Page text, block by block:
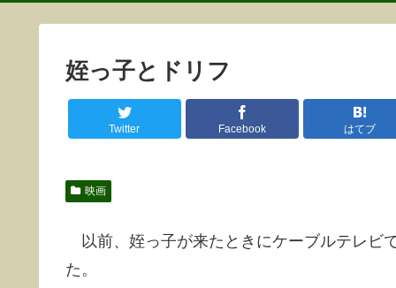
姪っ子とドリフ
Twitter Facebook はてブ
映画
以前、姪っ子が来たときにケーブルテレビ
た。